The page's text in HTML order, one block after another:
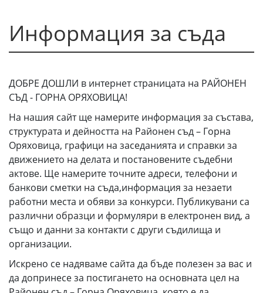
Информация за съда
ДОБРЕ ДОШЛИ в интернет страницата на РАЙОНЕН
СЪД - ГОРНА ОРЯХОВИЦА!
На нашия сайт ще намерите информация за състава,
структурата и дейността на Районен съд – Горна
Оряховица, графици на заседанията и справки за
движението на делата и постановените съдебни
актове. Ще намерите точните адреси, телефони и
банкови сметки на съда,информация за незаети
работни места и обяви за конкурси. Публикувани са
различни образци и формуляри в електронен вид, а
също и данни за контакти с други съдилища и
организации.
Искрено се надяваме сайта да бъде полезен за вас и
да допринесе за постигането на основната цел на